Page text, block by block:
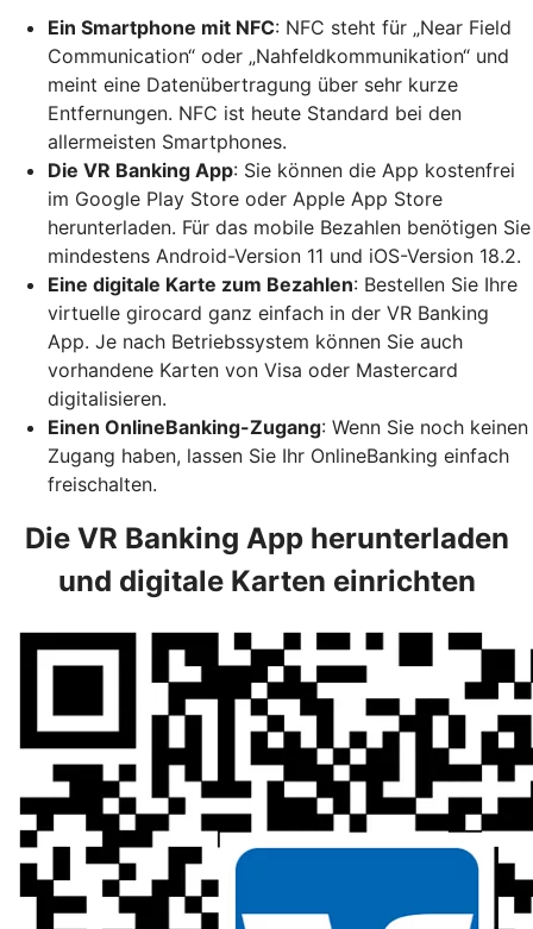
Ein Smartphone mit NFC: NFC steht für „Near Field
Communication“ oder „Nahfeldkommunikation“ und
meint eine Datenübertragung über sehr kurze
Entfernungen. NFC ist heute Standard bei den
allermeisten Smartphones.
Die VR Banking App: Sie können die App kostenfrei
im Google Play Store oder Apple App Store
herunterladen. Für das mobile Bezahlen benötigen Sie
mindestens Android-Version 11 und iOS-Version 18.2.
Eine digitale Karte zum Bezahlen: Bestellen Sie Ihre
virtuelle girocard ganz einfach in der VR Banking
App. Je nach Betriebssystem können Sie auch
vorhandene Karten von Visa oder Mastercard
digitalisieren.
Einen OnlineBanking-Zugang: Wenn Sie noch keinen
Zugang haben, lassen Sie Ihr OnlineBanking einfach
freischalten.
Die VR Banking App herunterladen
und digitale Karten einrichten